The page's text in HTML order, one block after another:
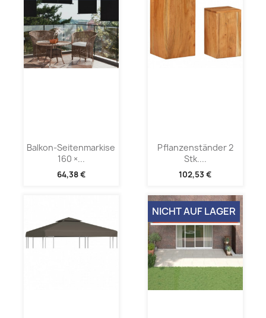
Balkon-Seitenmarkise
160 ×...
64,38 €
Pflanzenständer 2
Stk....
102,53 €
NICHT AUF LAGER